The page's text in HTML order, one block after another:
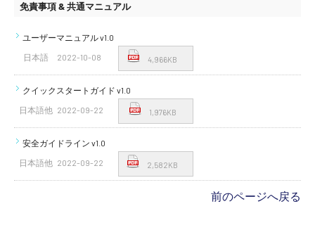
免責事項 & 共通マニュアル
ユーザーマニュアル v1.0
日本語
2022-10-08 4,966KB
クイックスタートガイド v1.0
日本語他 2022-09-22 1,976KB
安全ガイドライン v1.0
日本語他 2022-09-22 2,582KB
前のページへ戻る